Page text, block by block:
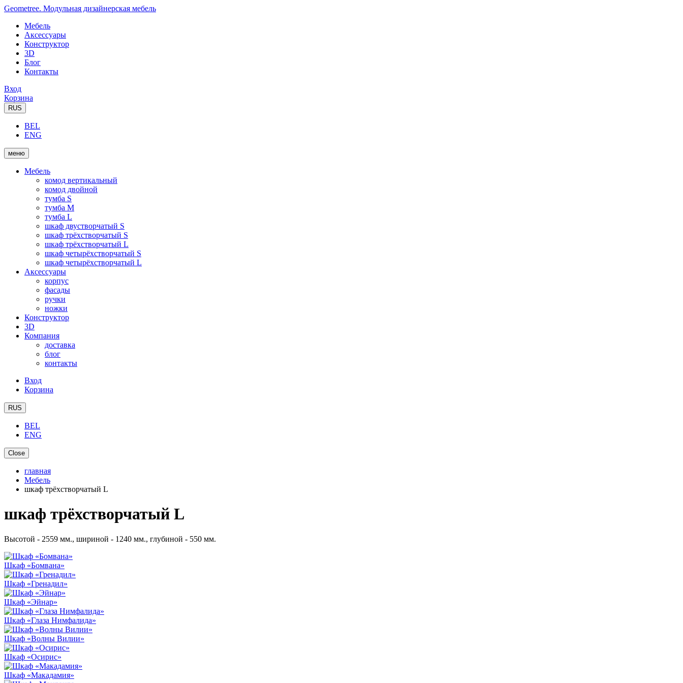
Geometree. Модульная дизайнерская мебель
Мебель
Аксессуары
Конструктор
3D
Блог
Контакты
Вход
Корзина
RUS
BEL
ENG
меню
Мебель
комод вертикальный
комод двойной
тумба S
тумба M
тумба L
шкаф двустворчатый S
шкаф трёхстворчатый S
шкаф трёхстворчатый L
шкаф четырёхстворчатый S
шкаф четырёхстворчатый L
Аксессуары
корпус
фасады
ручки
ножки
Конструктор
3D
Компания
доставка
блог
контакты
Вход
Корзина
RUS
BEL
ENG
Close
главная
Мебель
шкаф трёхстворчатый L
шкаф трёхстворчатый L
Высотой - 2559 мм., шириной - 1240 мм., глубиной - 550 мм.
Шкаф «Бомвана»
Шкаф «Гренадил»
Шкаф «Эйнар»
Шкаф «Глаза Нимфалида»
Шкаф «Волны Вилии»
Шкаф «Осирис»
Шкаф «Макадамия»